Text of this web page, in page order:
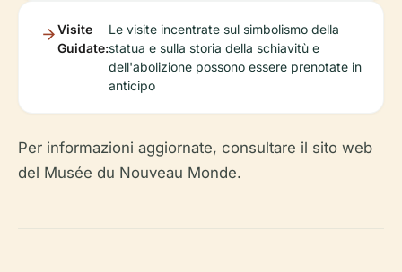
Visite
Guidate:
Le visite incentrate sul simbolismo della
statua e sulla storia della schiavitù e
dell'abolizione possono essere prenotate in
anticipo
Per informazioni aggiornate, consultare il sito web
del Musée du Nouveau Monde.